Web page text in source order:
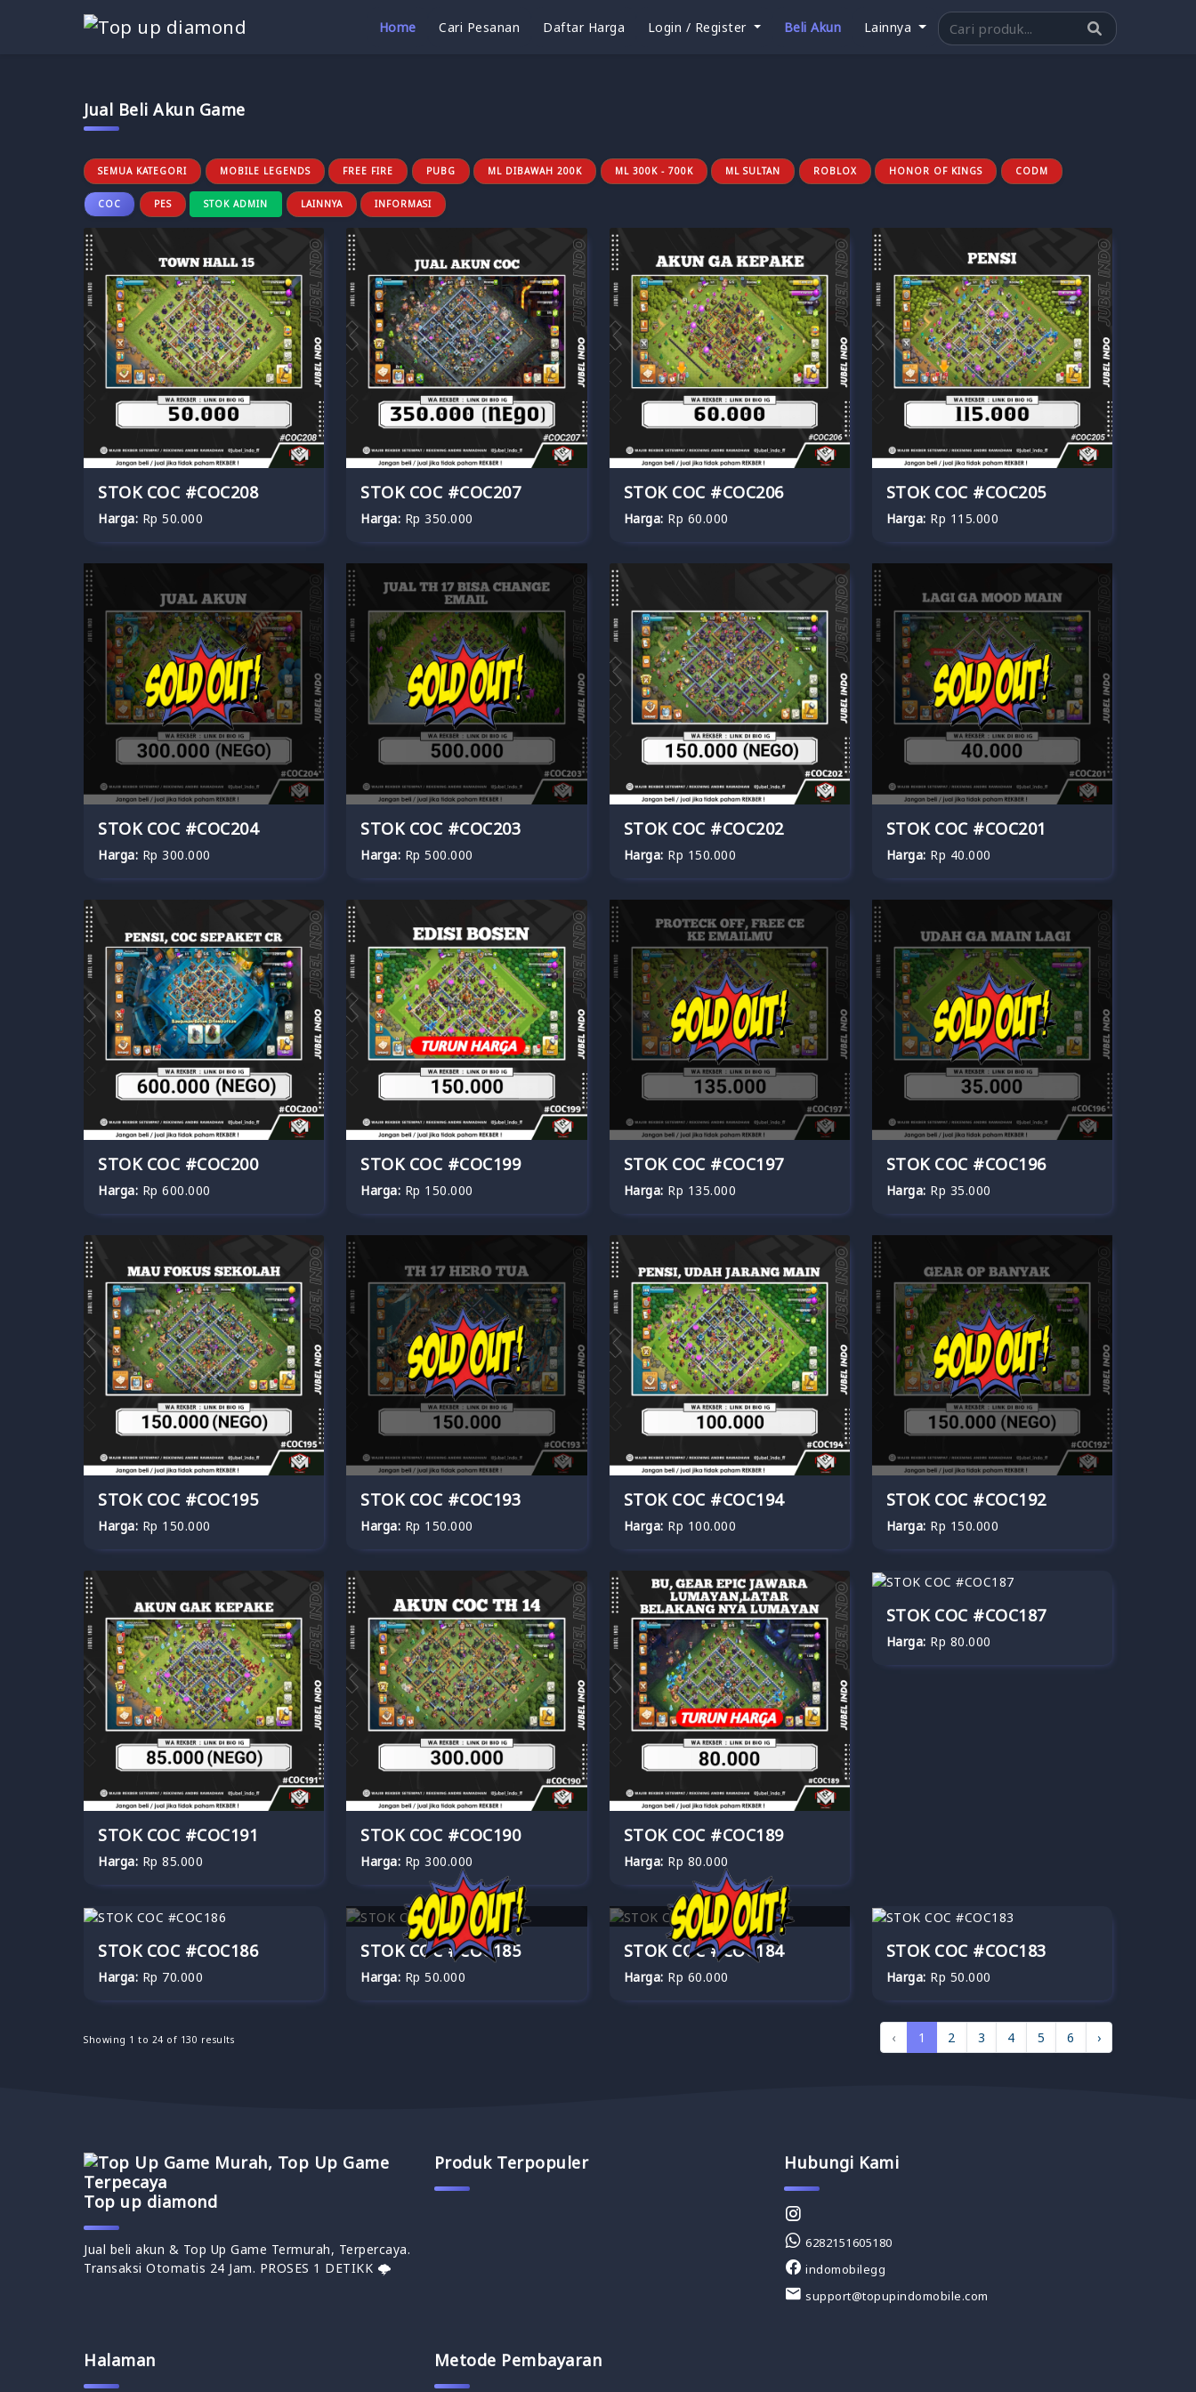
Home Cari Pesanan Daftar Harga Login / Register Beli Akun Lainnya
Jual Beli Akun Game
SEMUA KATEGORI MOBILE LEGENDS FREE FIRE PUBG ML DIBAWAH 200K ML 300K - 700K ML SULTAN ROBLOX HONOR OF KINGS CODM
COC PES STOK ADMIN LAINNYA INFORMASI
STOK COC #COC208
Harga: Rp 50.000
STOK COC #COC207
Harga: Rp 350.000
STOK COC #COC206
Harga: Rp 60.000
STOK COC #COC205
Harga: Rp 115.000
STOK COC #COC204
Harga: Rp 300.000
STOK COC #COC203
Harga: Rp 500.000
STOK COC #COC202
Harga: Rp 150.000
STOK COC #COC201
Harga: Rp 40.000
STOK COC #COC200
Harga: Rp 600.000
STOK COC #COC199
Harga: Rp 150.000
STOK COC #COC197
Harga: Rp 135.000
STOK COC #COC196
Harga: Rp 35.000
STOK COC #COC195
Harga: Rp 150.000
STOK COC #COC193
Harga: Rp 150.000
STOK COC #COC194
Harga: Rp 100.000
STOK COC #COC192
Harga: Rp 150.000
STOK COC #COC191
Harga: Rp 85.000
STOK COC #COC190
Harga: Rp 300.000
STOK COC #COC189
Harga: Rp 80.000
STOK COC #COC187
Harga: Rp 80.000
STOK COC #COC186
Harga: Rp 70.000
STOK COC #COC185
Harga: Rp 50.000
STOK COC #COC184
Harga: Rp 60.000
STOK COC #COC183
Harga: Rp 50.000
Showing 1 to 24 of 130 results ‹ 1 2 3 4 5 6 ›
Top up diamond
Jual beli akun & Top Up Game Termurah, Terpercaya.
Transaksi Otomatis 24 Jam. PROSES 1 DETIKK 🌩
Produk Terpopuler Hubungi Kami
6282151605180
indomobilegg
support@topupindomobile.com
Halaman Metode Pembayaran